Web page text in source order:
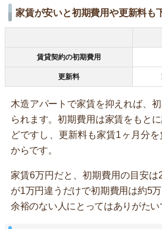
家賃が安いと初期費用や更新料も
賃貸契約の初期費用
更新料
木造アパートで家賃を抑えれば、
られます。初期費用は家賃をもと
どですし、更新料も家賃1ヶ月分
からです。
家賃6万円だと、初期費用の目安
が1万円違うだけで初期費用は約5
余裕のない人にとってはありがたい